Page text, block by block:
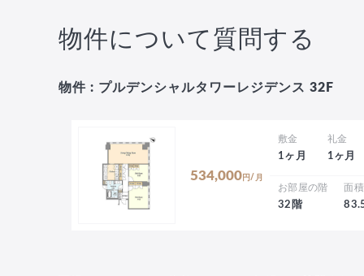
物件について質問する
物件 : プルデンシャルタワーレジデンス 32F
534,000 円/月
敷金
1ヶ月
礼金
1ヶ月
お部屋の階
32階
面積